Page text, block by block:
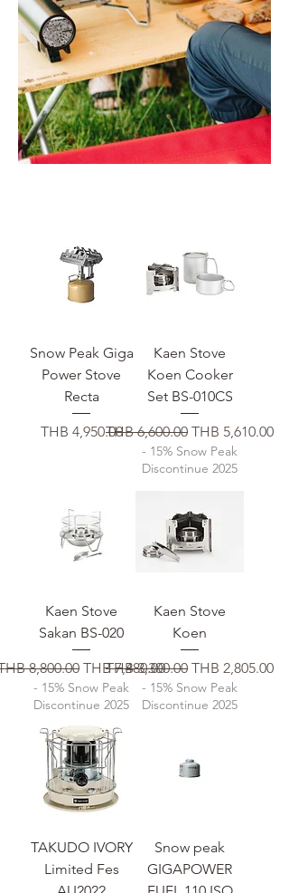
Snow Peak Giga
Power Stove
Recta
価格
THB 4,950.00
Kaen Stove
Koen Cooker
Set BS-010CS
通常価格
THB 6,600.00 セール価格
THB 5,610.00
- 15% Snow Peak
Discontinue 2025
Kaen Stove
Sakan BS-020
常価格
8,800.00 セール価格
THB 7,480.00
- 15% Snow Peak
Discontinue 2025
Kaen Stove
Koen
通常価格
THB 3,300.00 セール価格
THB 2,805.00
- 15% Snow Peak
Discontinue 2025
TAKUDO IVORY
Limited Fes
Snow peak
GIGAPOWER